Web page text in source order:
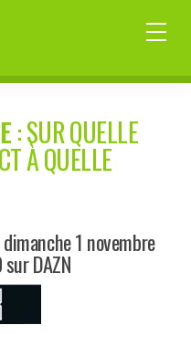
: SUR QUELLE
À QUELLE
1 novembre
DAZN